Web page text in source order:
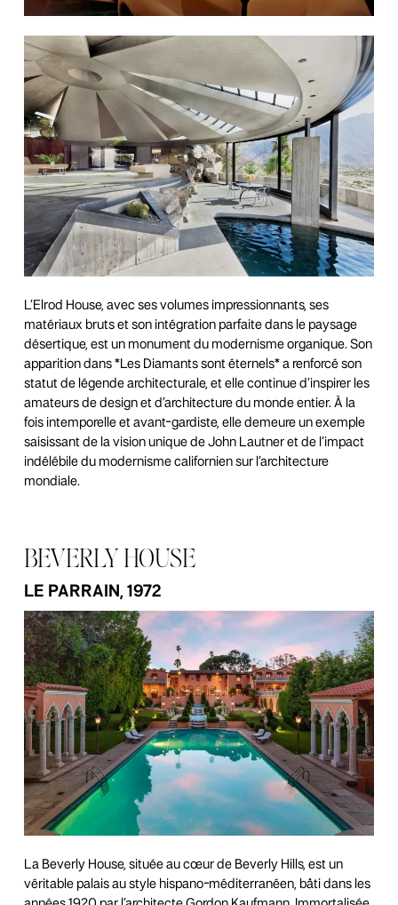
L’Elrod House, avec ses volumes impressionnants, ses
matériaux bruts et son intégration parfaite dans le paysage
désertique, est un monument du modernisme organique. Son
apparition dans *Les Diamants sont éternels* a renforcé son
statut de légende architecturale, et elle continue d’inspirer les
amateurs de design et d’architecture du monde entier. À la
fois intemporelle et avant-gardiste, elle demeure un exemple
saisissant de la vision unique de John Lautner et de l’impact
indélébile du modernisme californien sur l’architecture
mondiale.
BEVERLY HOUSE
LE PARRAIN, 1972
La Beverly House, située au cœur de Beverly Hills, est un
véritable palais au style hispano-méditerranéen, bâti dans les